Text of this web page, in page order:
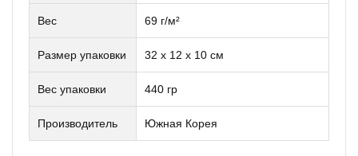
Вес 69 г/м²
Размер упаковки 32 х 12 х 10 см
Вес упаковки 440 гр
Производитель Южная Корея